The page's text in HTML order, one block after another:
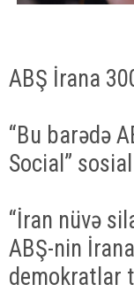
ABŞ İrana
“Bu barədə
Social”
“İran nüvə
ABŞ-nin
demokratlar